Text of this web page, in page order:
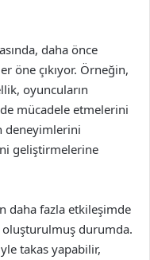
daha önce
öne çıkıyor. Örneğin,
oyuncuların
mücadele etmelerini
deneyimlerini
geliştirmelerine
daha fazla etkileşimde
durumda.
takas yapabilir,